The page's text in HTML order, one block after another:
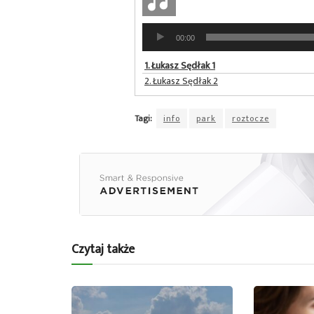
Odtwarzacz
plików
dźwiękowych
00:00
1.Łukasz Sędłak 1
2.Łukasz Sędłak 2
Tagi: info park roztocze
Czytaj także